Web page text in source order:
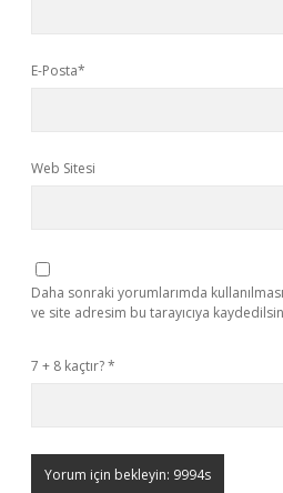
E-Posta*
Web Sitesi
Daha sonraki yorumlarımda
ve site adresim bu tarayıcıya
7 + 8 kaçtır?*